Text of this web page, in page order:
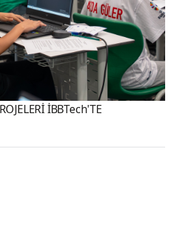
İBBTech'TE